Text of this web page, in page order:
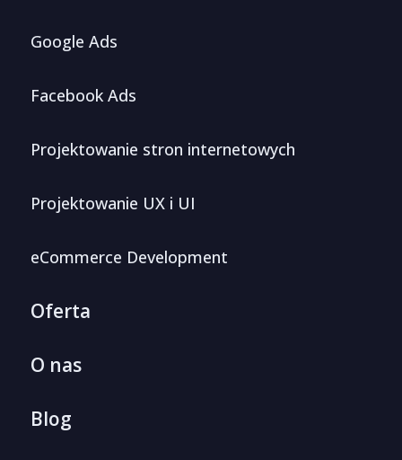
Google Ads
Facebook Ads
Projektowanie stron internetowych
Projektowanie UX i UI
eCommerce Development
Oferta
O nas
Blog